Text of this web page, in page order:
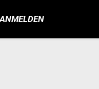
ANMELDEN